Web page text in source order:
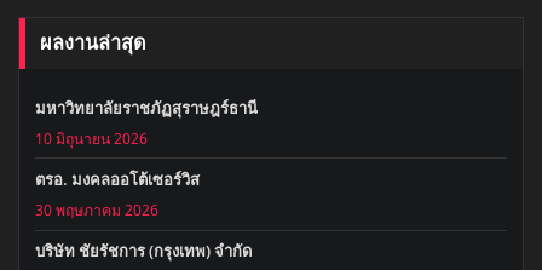
ผลงานล่าสุด
มหาวิทยาลัยราชภัฏสุราษฎร์ธานี
10 มิถุนายน 2026
ตรอ. มงคลออโต้เซอร์วิส
30 พฤษภาคม 2026
บริษัท ชัยรัชการ (กรุงเทพ) จำกัด